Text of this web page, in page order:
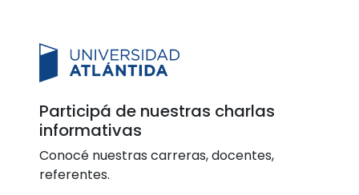
Participá de nuestras charlas
informativas
Conocé nuestras carreras, docentes,
referentes.